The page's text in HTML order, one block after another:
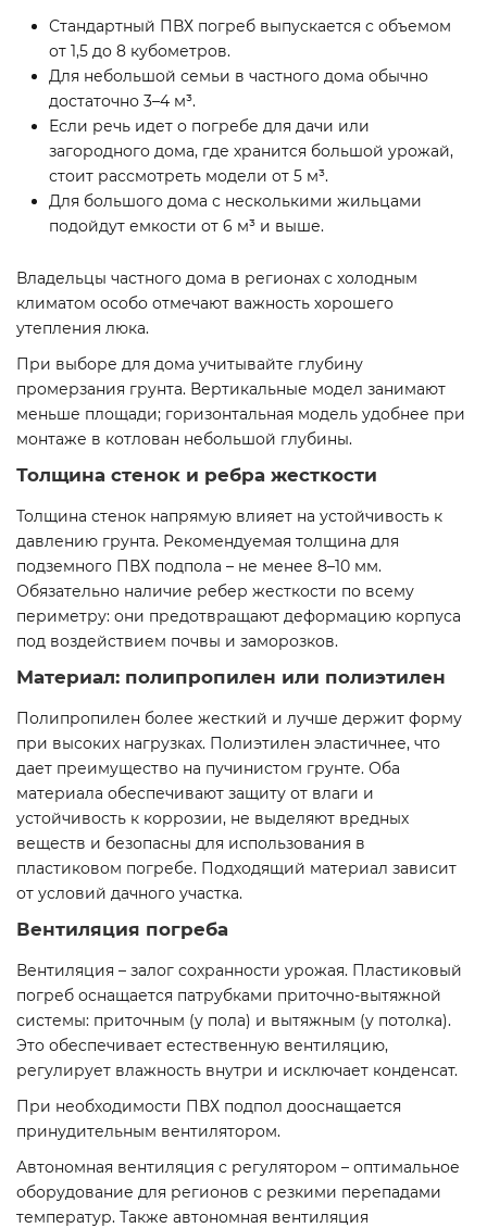
Стандартный ПВХ погреб выпускается с объемом
от 1,5 до 8 кубометров.
Для небольшой семьи в частного дома обычно
достаточно 3–4 м³.
Если речь идет о погребе для дачи или
загородного дома, где хранится большой урожай,
стоит рассмотреть модели от 5 м³.
Для большого дома с несколькими жильцами
подойдут емкости от 6 м³ и выше.
Владельцы частного дома в регионах с холодным
климатом особо отмечают важность хорошего
утепления люка.
При выборе для дома учитывайте глубину
промерзания грунта. Вертикальные модел занимают
меньше площади; горизонтальная модель удобнее при
монтаже в котлован небольшой глубины.
Толщина стенок и ребра жесткости
Толщина стенок напрямую влияет на устойчивость к
давлению грунта. Рекомендуемая толщина для
подземного ПВХ подпола – не менее 8–10 мм.
Обязательно наличие ребер жесткости по всему
периметру: они предотвращают деформацию корпуса
под воздействием почвы и заморозков.
Материал: полипропилен или полиэтилен
Полипропилен более жесткий и лучше держит форму
при высоких нагрузках. Полиэтилен эластичнее, что
дает преимущество на пучинистом грунте. Оба
материала обеспечивают защиту от влаги и
устойчивость к коррозии, не выделяют вредных
веществ и безопасны для использования в
пластиковом погребе. Подходящий материал зависит
от условий дачного участка.
Вентиляция погреба
Вентиляция – залог сохранности урожая. Пластиковый
погреб оснащается патрубками приточно-вытяжной
системы: приточным (у пола) и вытяжным (у потолка).
Это обеспечивает естественную вентиляцию,
регулирует влажность внутри и исключает конденсат.
При необходимости ПВХ подпол дооснащается
принудительным вентилятором.
Автономная вентиляция с регулятором – оптимальное
оборудование для регионов с резкими перепадами
температур. Также автономная вентиляция